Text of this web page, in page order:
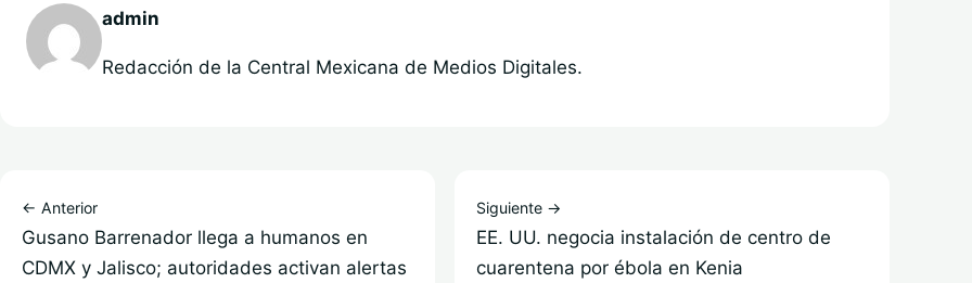
admin
Redacción de la Central Mexicana de Medios Digitales.
← Anterior
Gusano Barrenador llega a humanos en
CDMX y Jalisco; autoridades activan alertas
Siguiente →
EE. UU. negocia instalación de centro de
cuarentena por ébola en Kenia